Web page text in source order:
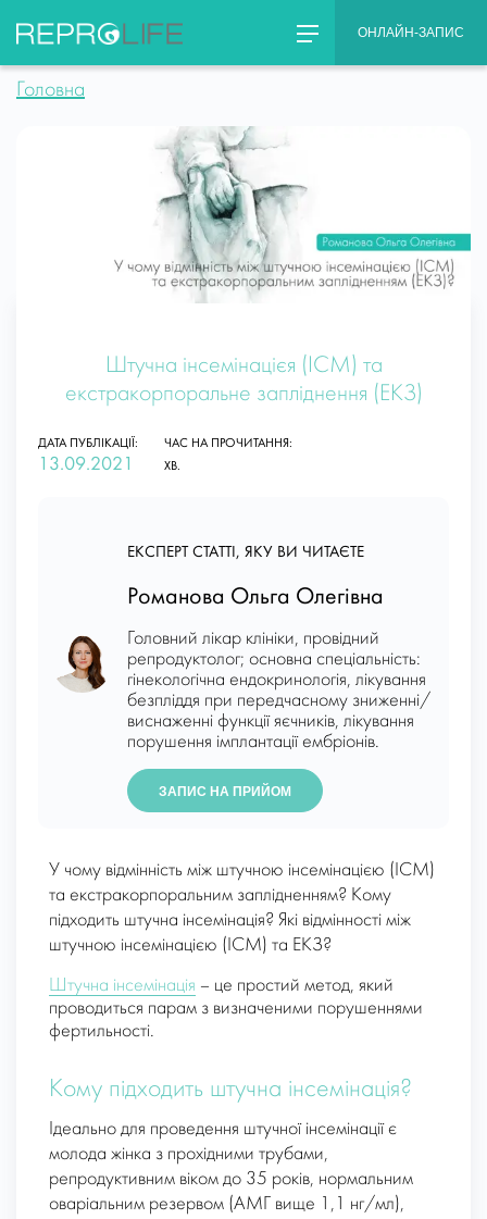
content
ОНЛАЙН-ЗАПИС
Головна
Штучна інсемінацієя (ІСМ) та
екстракорпоральне запліднення (ЕКЗ)
ДАТА ПУБЛІКАЦІЇ:
13.09.2021
ЧАС НА ПРОЧИТАННЯ:
ХВ.
ЕКСПЕРТ СТАТТІ, ЯКУ ВИ ЧИТАЄТЕ
Романова Ольга Олегівна
Головний лікар клініки, провідний
репродуктолог; основна спеціальність:
гінекологічна ендокринологія, лікування
безпліддя при передчасному зниженні/
виснаженні функції яєчників, лікування
порушення імплантації ембріонів.
ЗАПИС НА ПРИЙОМ
У чому відмінність між штучною інсемінацією (ІСМ)
та екстракорпоральним заплідненням? Кому
підходить штучна інсемінація? Які відмінності між
штучною інсемінацією (ІСМ) та ЕКЗ?
Штучна інсемінація – це простий метод, який
проводиться парам з визначеними порушеннями
фертильності.
Кому підходить штучна інсемінація?
Ідеально для проведення штучної інсемінації є
молода жінка з прохідними трубами,
репродуктивним віком до 35 років, нормальним
оваріальним резервом (АМГ вище 1,1 нг/мл),